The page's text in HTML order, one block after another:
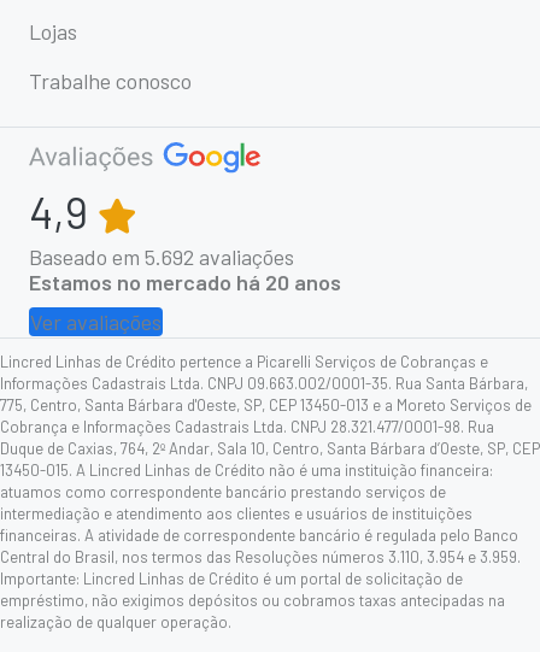
Lojas
Trabalhe conosco
4,9
Baseado em 5.692 avaliações
Estamos no mercado há 20 anos
Ver avaliações
Lincred Linhas de Crédito pertence a Picarelli Serviços de Cobranças e
Informações Cadastrais Ltda. CNPJ 09.663.002/0001-35. Rua Santa Bárbara,
775, Centro, Santa Bárbara d'Oeste, SP, CEP 13450-013 e a Moreto Serviços de
Cobrança e Informações Cadastrais Ltda. CNPJ 28.321.477/0001-98. Rua
Duque de Caxias, 764, 2º Andar, Sala 10, Centro, Santa Bárbara d’Oeste, SP, CEP
13450-015. A Lincred Linhas de Crédito não é uma instituição financeira:
atuamos como correspondente bancário prestando serviços de
intermediação e atendimento aos clientes e usuários de instituições
financeiras. A atividade de correspondente bancário é regulada pelo Banco
Central do Brasil, nos termos das Resoluções números 3.110, 3.954 e 3.959.
Importante: Lincred Linhas de Crédito é um portal de solicitação de
empréstimo, não exigimos depósitos ou cobramos taxas antecipadas na
realização de qualquer operação.